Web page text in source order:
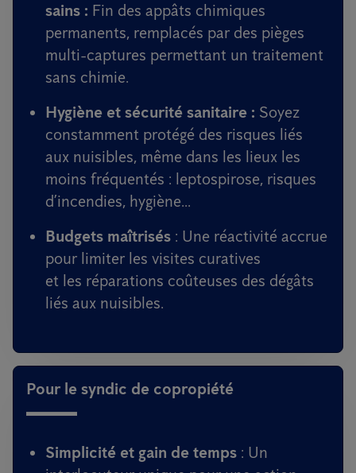
sains : Fin des appâts chimiques
permanents, remplacés par des pièges
multi-captures permettant un traitement
sans chimie.
Hygiène et sécurité sanitaire : Soyez
constamment protégé des risques liés
aux nuisibles, même dans les lieux les
moins fréquentés : leptospirose, risques
d’incendies, hygiène...
Budgets maîtrisés : Une réactivité accrue
pour limiter les visites curatives
et les réparations coûteuses des dégâts
liés aux nuisibles.
Pour le syndic de copropiété
Simplicité et gain de temps : Un